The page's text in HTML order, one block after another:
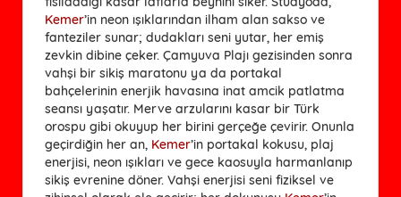
Kemer’in neon ışıklarından ilham alan sakso ve
fanteziler sunar; dudakları seni yutar, her emiş
zevkin dibine çeker. Çamyuva Plajı gezisinden sonra
vahşi bir sikiş maratonu ya da portakal
bahçelerinin enerjik havasına inat amcik patlatma
seansı yaşatır. Merve arzularını kasar bir Türk
orospu gibi okuyup her birini gerçeğe çevirir. Onunla
geçirdiğin her an, Kemer’in portakal kokusu, plaj
enerjisi, neon ışıkları ve gece kaosuyla harmanlanıp
sikiş evrenine döner. Vahşi enerjisi seni fiziksel ve